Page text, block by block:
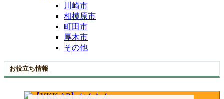
川崎市
相模原市
町田市
厚木市
その他
お役立ち情報